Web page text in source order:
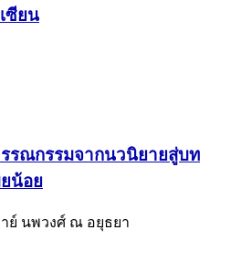
ซียน
รณกรรมจากนวนิยายสู่บท
ยน้อย
ย์ นพวงศ์ ณ อยุธยา